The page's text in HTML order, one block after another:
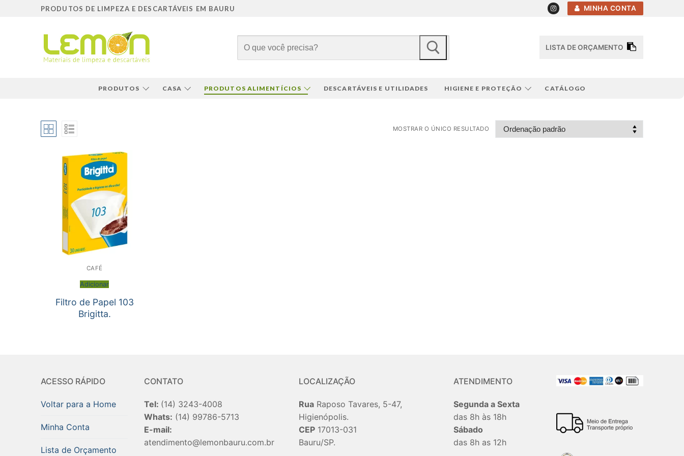
PRODUTOS DE LIMPEZA E DESCARTÁVEIS EM BAURU MINHA CONTA
por:
LISTA DE ORÇAMENTO
PRODUTOS CASA PRODUTOS ALIMENTÍCIOS DESCARTÁVEIS E UTILIDADES HIGIENE E PROTEÇÃO CATÁLOGO
MOSTRAR O ÚNICO RESULTADO
CAFÉ
Adicionar
Filtro de Papel 103
Brigitta.
ACESSO RÁPIDO
Voltar para a Home
Minha Conta
Lista de Orçamento
CONTATO
Tel: (14) 3243-4008
Whats: (14) 99786-5713
E-mail:
atendimento@lemonbauru.com.br
LOCALIZAÇÃO
RuaRaposo Tavares, 5-47,
Higienópolis.
CEP17013-031
Bauru/SP.
ATENDIMENTO
Segunda a Sexta
das 8h às 18h
Sábado
das 8h as 12h